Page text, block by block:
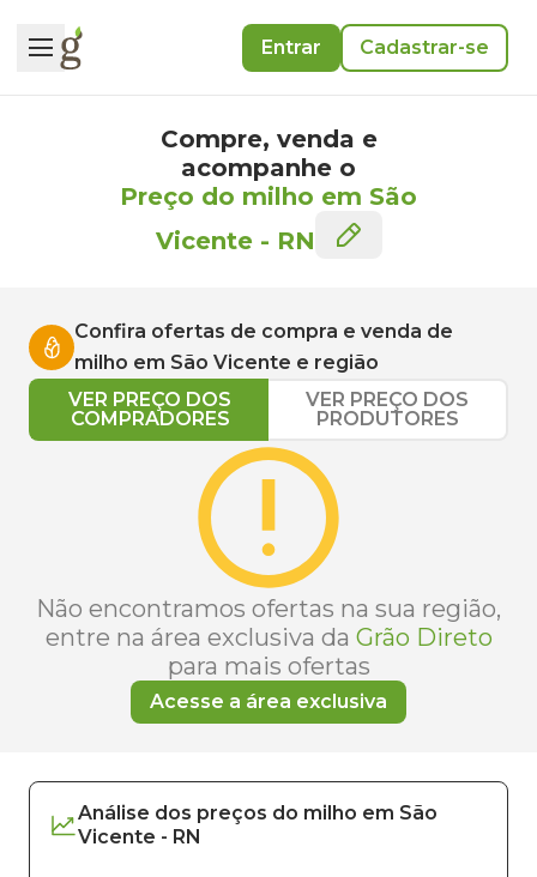
Entrar Cadastrar-se
Compre, venda e
acompanhe o
Preço do milho em São
Vicente - RN
Confira ofertas de compra e venda de
milho em São Vicente e região
VER PREÇO DOS
COMPRADORES
VER PREÇO DOS
PRODUTORES
Não encontramos ofertas na sua região,
entre na área exclusiva da Grão Direto
para mais ofertas
Acesse a área exclusiva
Análise dos preços do milho em São
Vicente - RN